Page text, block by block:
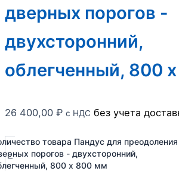
дверных порогов -
двухсторонний,
облегченный, 800
26 400,00 ₽ с НДС без учета
-
товара Пандус для преодоления
порогов - двухсторонний,
800 х 800 мм